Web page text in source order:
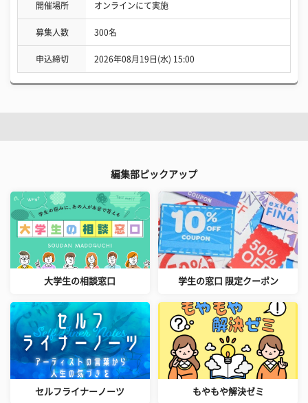
開催場所 オンラインにて実施
募集人数 300名
申込締切 2026年08月19日(水) 15:00
編集部ピックアップ
大学生の相談窓口 学生の窓口 限定クーポン
セルフライナーノーツ もやもや解決ゼミ